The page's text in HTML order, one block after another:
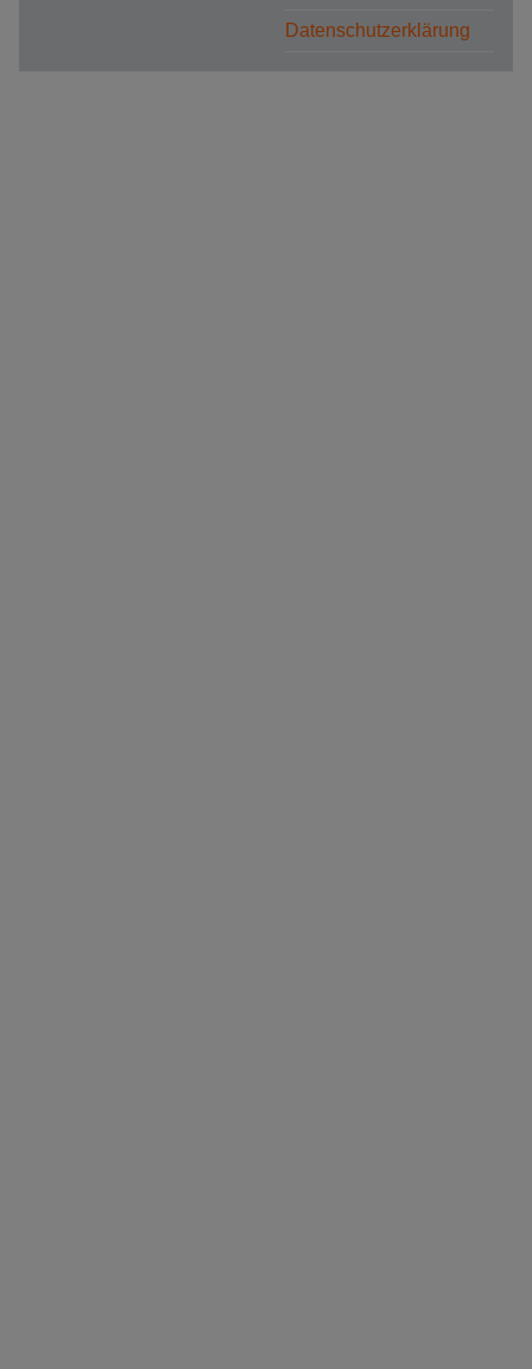
Datenschutzerklärung